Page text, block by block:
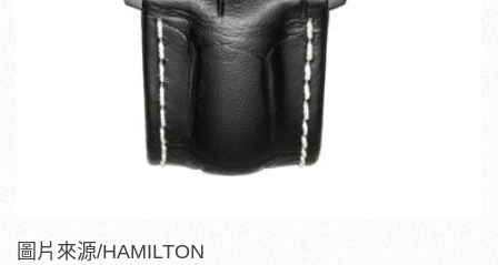
圖片來源/HAMILTON